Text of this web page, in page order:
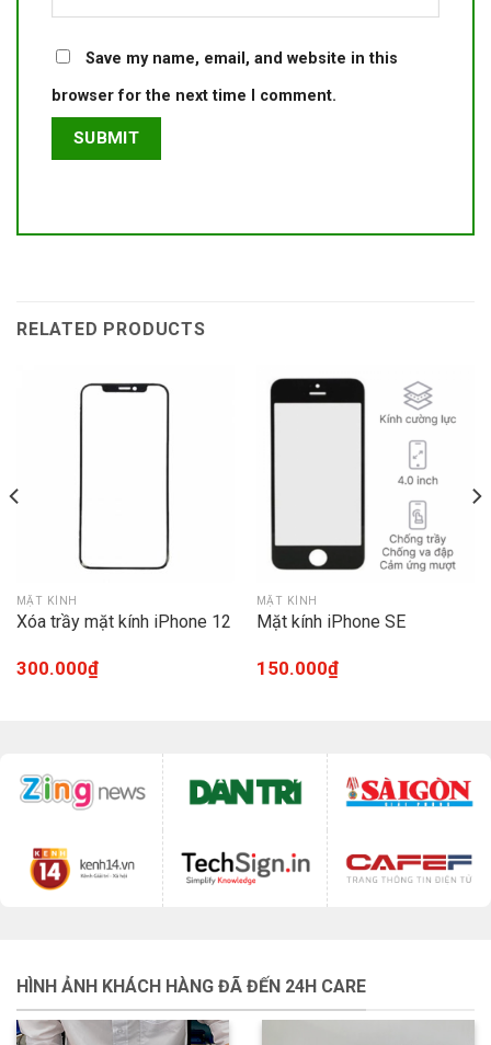
Save my name, email, and website in this
browser for the next time I comment.
RELATED PRODUCTS
MẶT KÍNH
Xóa trầy mặt kính iPhone 12
300.000₫
MẶT KÍNH
Mặt kính iPhone SE
150.000₫
HÌNH ẢNH KHÁCH HÀNG ĐÃ ĐẾN 24H CARE